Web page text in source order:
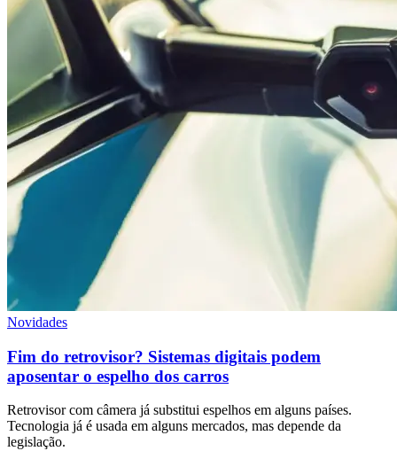
Novidades
Fim do retrovisor? Sistemas digitais podem
aposentar o espelho dos carros
Retrovisor com câmera já substitui espelhos em alguns países.
Tecnologia já é usada em alguns mercados, mas depende da
legislação.